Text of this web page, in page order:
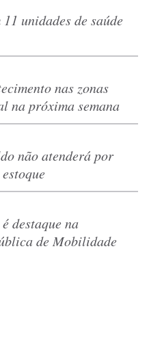
unidades de saúde
nas zonas
na próxima semana
não atenderá por
destaque na
de Mobilidade